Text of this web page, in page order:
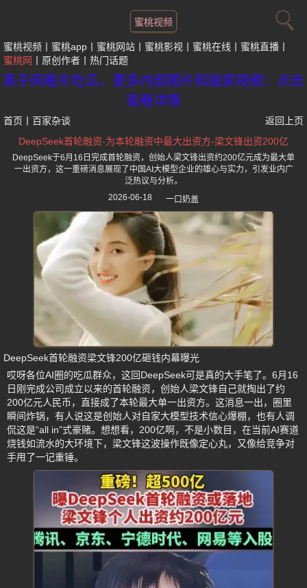
蜜桃视频
蜜桃视频 蜜桃app 蜜桃网站 蜜桃影视 蜜桃在线
蜜桃直播
蜜桃网
原创作者 热门话题
黑子网看片吃瓜，更多内部图片和独家视频：点击
查看详情
首页 百家杂谈
返回上页
DeepSeek首轮融资-为本轮融资中最大出资方-梁文锋出资200亿
DeepSeek于6月16日完成首轮融资，创始人梁文锋出资约200亿元成为最大单
一出资方，这一重磅消息展现了中国AI大模型企业的雄心与实力，引发业内广
泛热议与分析。
2026-06-18
一口奶盖
DeepSeek首轮融资梁文锋200亿砸钱内幕曝光
哎呀各位AI圈的吃瓜群众，这回DeepSeek可是真的大手笔了。6月16
日刚完成公司成立以来的首轮融资，创始人梁文锋自己就掏出了约
200亿元人民币，直接成了本轮最大单一出资方。这消息一出，圈里
瞬间炸锅，有人说这是创始人对自家大模型技术信心爆棚，也有人调
侃这是“all in”式豪赌。想想看，200亿啊，不是小数目，在当前AI赛道
烧钱如流水的大环境下，梁文锋这波操作既像定心丸，又像给竞争对
手甩了一记重锤。